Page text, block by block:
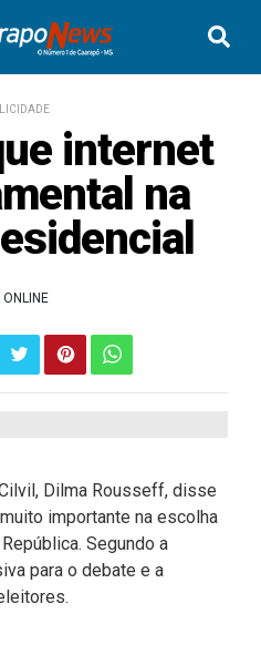
internet
na
ONLINE
Dilma Rousseff, disse
importante na escolha
Segundo a
para o debate e a